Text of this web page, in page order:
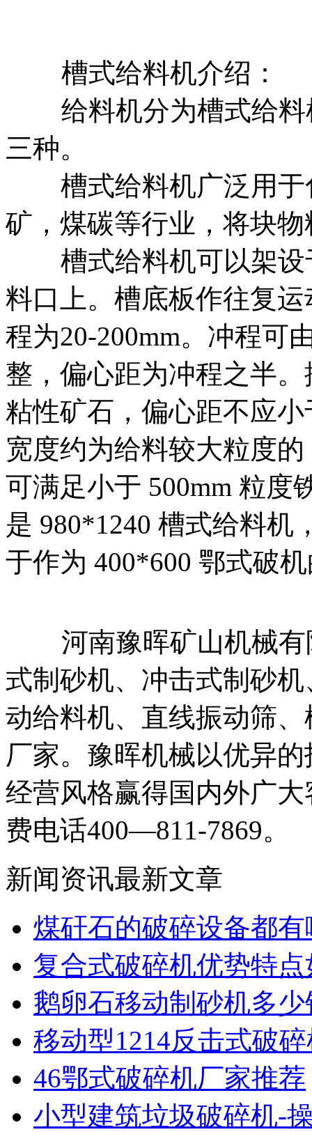
槽式给料机介绍：
给料机分为槽式给料
三种。
槽式给料机广泛用于
矿，煤碳等行业，将块
槽式给料机可以架设
料口上。槽底板作往复
程为20-200mm。冲程可
整，偏心距为冲程之半
粘性矿石，偏心距不应
宽度约为给料较大粒度
可满足小于 500mm 粒度
是 980*1240 槽式给料机
于作为 400*600 鄂式破
河南豫晖矿山机械有
式制砂机、冲击式制砂
动给料机、直线振动筛
厂家。豫晖机械以优异
经营风格赢得国内外广
费电话400—811-7869。
新闻资讯最新文章
煤矸石的破碎设备都
复合式破碎机优势特
鹅卵石移动制砂机多
移动型1214反击式破
46鄂式破碎机厂家推荐
小型建筑垃圾破碎机-